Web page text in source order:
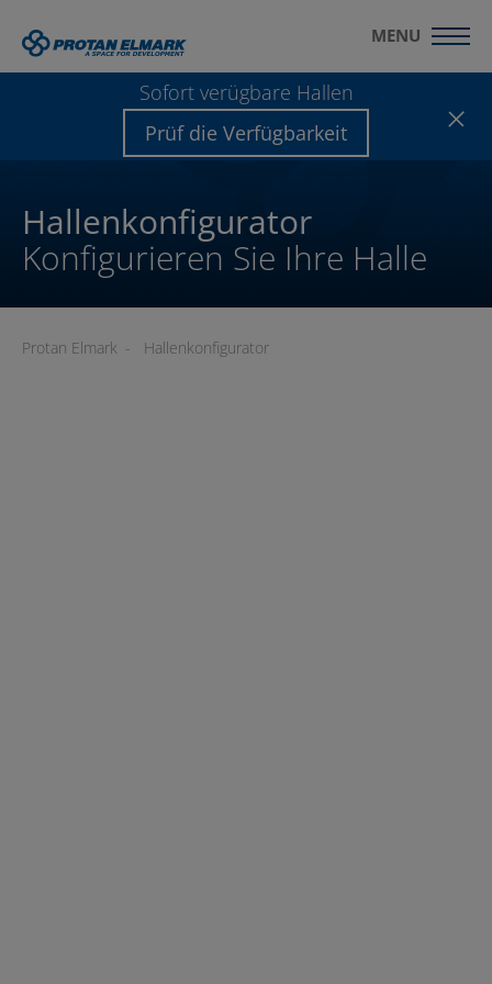
Sofort verügbare Hallen
Prüf die Verfügbarkeit
MENU
Hallenkonfigurator
Konfigurieren Sie Ihre Halle
Protan Elmark - Hallenkonfigurator